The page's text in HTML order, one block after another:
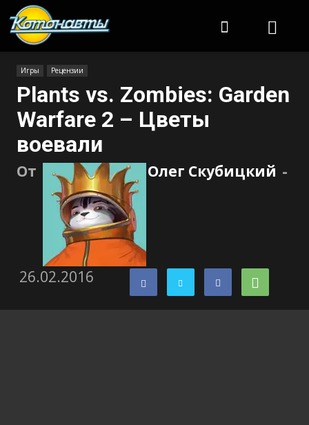
Игры Рецензии
Plants vs. Zombies: Garden
Warfare 2 – Цветы
воевали
От Олег Скубицкий -
26.02.2016